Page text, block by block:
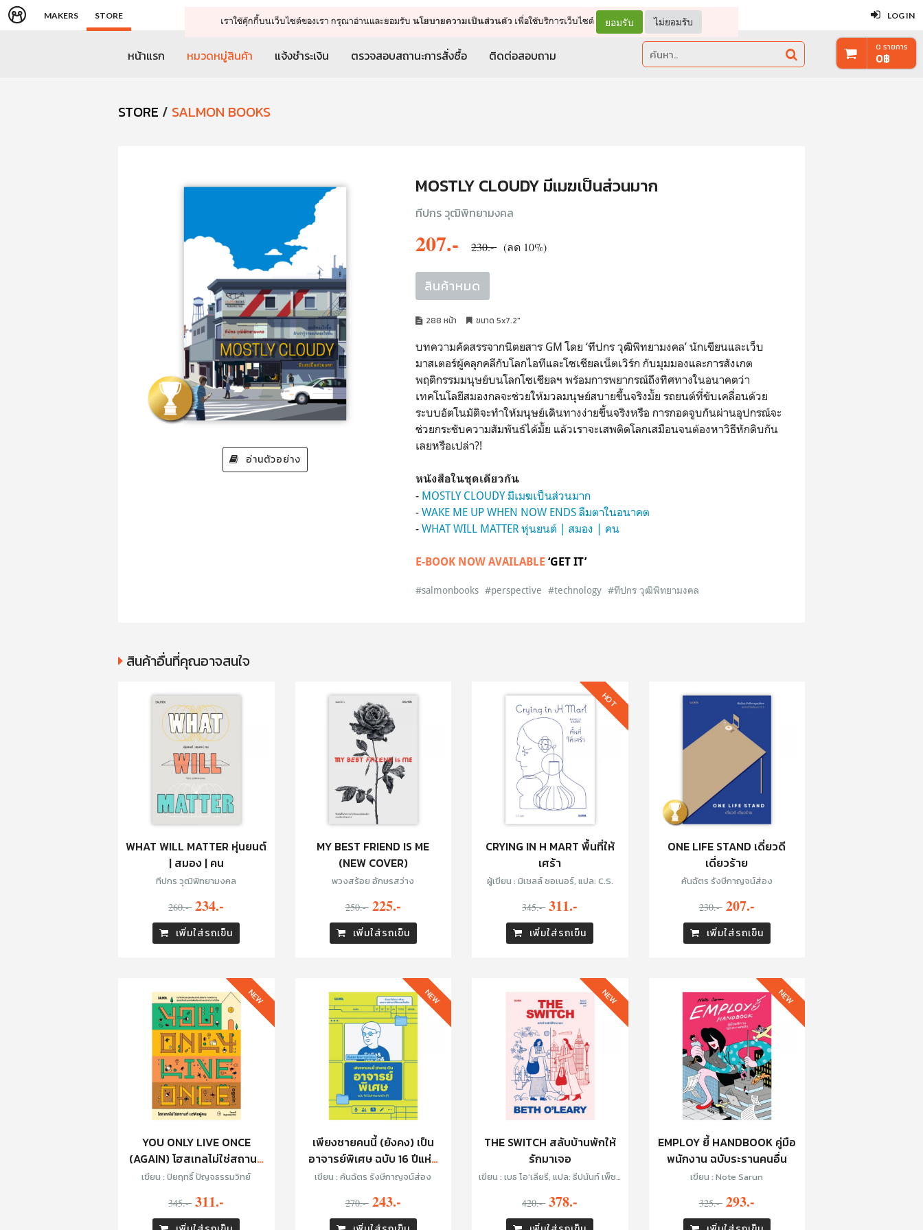
ปิด
จัดการรถเข็น ดำเนินการต่อ
MAKERS STORE LOG IN
เราใช้คุ๊กกี้บนเว็บไซต์ของเรา กรุณาอ่านและยอมรับนโยบายความเป็นส่วนตัว เพื่อใช้บริการเว็บไซต์ ยอมรับ ไม่ยอมรับ
หน้าแรก หมวดหมู่สินค้า แจ้งชำระเงิน ตรวจสอบสถานะการสั่งซื้อ ติดต่อสอบถาม
0 รายการ
0฿
STORE / SALMON BOOKS
อ่านตัวอย่าง
MOSTLY CLOUDY มีเมฆเป็นส่วนมาก
ทีปกร วุฒิพิทยามงคล
207.- 230.- (ลด 10%)
สินค้าหมด
288 หน้า ขนาด 5x7.2"
บทความคัดสรรจากนิตยสาร GM โดย ‘ทีปกร วุฒิพิทยามงคล’ นักเขียนและเว็บ
มาสเตอร์ผู้คลุกคลีกับโลกไอทีและโซเชียลเน็ตเวิร์ก กับมุมมองและการสังเกต
พฤติกรรมมนุษย์บนโลกโซเชียลฯ พร้อมการพยากรณ์ถึงทิศทางในอนาคตว่า
เทคโนโลยีสมองกลจะช่วยให้มวลมนุษย์สบายขึ้นจริงมั้ย รถยนต์ที่ขับเคลื่อนด้วย
ระบบอัตโนมัติจะทำให้มนุษย์เดินทางง่ายขึ้นจริงหรือ การกอดจูบกันผ่านอุปกรณ์จะ
ช่วยกระชับความสัมพันธ์ได้มั้ย แล้วเราจะเสพติดโลกเสมือนจนต้องหาวิธีหักดิบกัน
เลยหรือเปล่า?!
หนังสือในชุดเดียวกัน
- MOSTLY CLOUDY มีเมฆเป็นส่วนมาก
-WAKE ME UP WHEN NOW ENDS ลืมตาในอนาคต
-WHAT WILL MATTER หุ่นยนต์ | สมอง | คน
E-BOOK NOW AVAILABLE‘GET IT’
#salmonbooks #perspective #technology #ทีปกร วุฒิพิทยามงคล
สินค้าอื่นที่คุณอาจสนใจ
WHAT WILL MATTER หุ่นยนต์
| สมอง | คน
ทีปกร วุฒิพิทยามงคล
260.- 234.-
เพิ่มใส่รถเข็น
MY BEST FRIEND IS ME
(NEW COVER)
พวงสร้อย อักษรสว่าง
250.- 225.-
เพิ่มใส่รถเข็น
CRYING IN H MART พื้นที่ให้
เศร้า
ผู้เขียน : มิเชลล์ ซอเนอร์, แปล: C.S.
345.- 311.-
เพิ่มใส่รถเข็น
HOT
ONE LIFE STAND เดี่ยวดี
เดี่ยวร้าย
คันฉัตร รังษีกาญจน์ส่อง
230.- 207.-
เพิ่มใส่รถเข็น
YOU ONLY LIVE ONCE
(AGAIN) โฮสเทลไม่ใช่สถานที่
แต่คือผู้คน
เขียน : ปิยฤทธิ์ ปัญจธรรมวิทย์
345.- 311.-
NEW
เพียงชายคนนี้ (ยังคง) เป็น
อาจารย์พิเศษ ฉบับ 16 ปีแห่ง
ความหวัง (?)
เขียน : คันฉัตร รังษีกาญจน์ส่อง
270.- 243.-
NEW
THE SWITCH สลับบ้านพักให้
รักมาเจอ
เขียน : เบธ โอ’เลียรี, แปล: ธีปนันท์ เพ็ชร์
420.- 378.-
NEW
EMPLOY ยี้ HANDBOOK คู่มือ
พนักงาน ฉบับระรานคนอื่น
เขียน : Note Sarun
325.- 293.-
NEW